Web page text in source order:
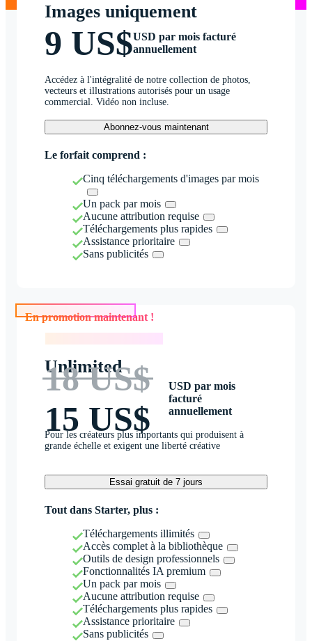
Images uniquement
9 US$USD par mois facturé
annuellement
Accédez à l'intégralité de notre collection de photos,
vecteurs et illustrations autorisés pour un usage
commercial. Vidéo non incluse.
Abonnez-vous maintenant
Le forfait comprend :
Cinq téléchargements d'images par mois
Un pack par mois
Aucune attribution requise
Téléchargements plus rapides
Assistance prioritaire
Sans publicités
En promotion maintenant !
Unlimited
18 US$
15 US$
USD par mois
facturé
annuellement
Pour les créateurs plus importants qui produisent à
grande échelle et exigent une liberté créative
Essai gratuit de 7 jours
Tout dans Starter, plus :
Téléchargements illimités
Accès complet à la bibliothèque
Outils de design professionnels
Fonctionnalités IA premium
Un pack par mois
Aucune attribution requise
Téléchargements plus rapides
Assistance prioritaire
Sans publicités